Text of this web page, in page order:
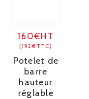
160€HT
(192€TTC)
Potelet de
barre
hauteur
réglable